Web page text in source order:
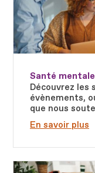
Santé
Découvrez les
évènements,
que nous
En savoir plus
Fichier